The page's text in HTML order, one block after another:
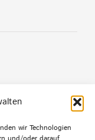
wir Technologien